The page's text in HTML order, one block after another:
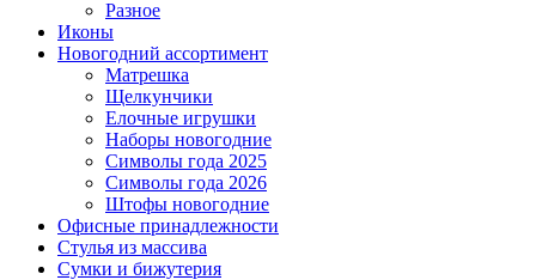
Разное
Иконы
Новогодний ассортимент
Матрешка
Щелкунчики
Елочные игрушки
Наборы новогодние
Символы года 2025
Символы года 2026
Штофы новогодние
Офисные принадлежности
Стулья из массива
Сумки и бижутерия